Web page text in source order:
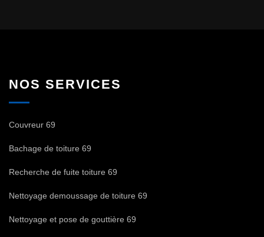
NOS SERVICES
Couvreur 69
Bachage de toiture 69
Recherche de fuite toiture 69
Nettoyage demoussage de toiture 69
Nettoyage et pose de gouttière 69